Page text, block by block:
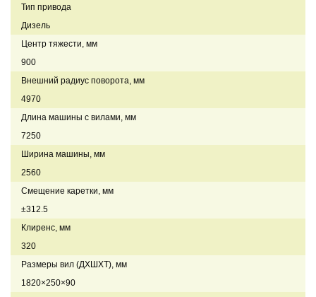
Тип привода
Дизель
Центр тяжести, мм
900
Внешний радиус поворота, мм
4970
Длина машины с вилами, мм
7250
Ширина машины, мм
2560
Смещение каретки, мм
±312.5
Клиренс, мм
320
Размеры вил (ДXШXТ), мм
1820×250×90